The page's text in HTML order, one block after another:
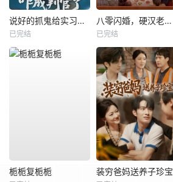
说好的抓鬼给实习证明，咋成判官了
已完结
八零闪婚，硬汉老公他超爱
已完结
栀栀复栀栀 装穷爸妈送养子珍宝